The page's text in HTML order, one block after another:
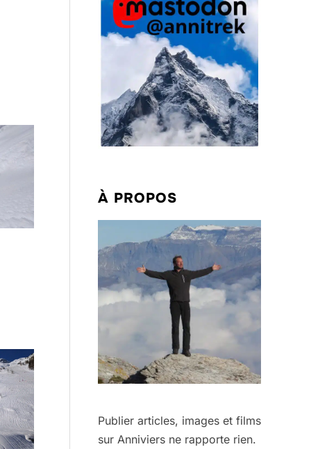
À PROPOS
Publier articles, images et films
sur Anniviers ne rapporte rien.